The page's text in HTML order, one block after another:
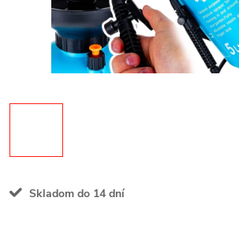
Skladom do 14 dní